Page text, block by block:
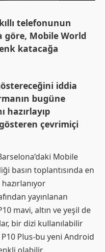
telefonunun
göre, Mobile World
katacağa
iddia
bugüne
hazırlayıp
çevrimiçi
Mobile
basın toplantısında en
yayınlanan
mavi, altın ve yeşil de
bir dizi kullanılabilir
Plus-bu yeni Android